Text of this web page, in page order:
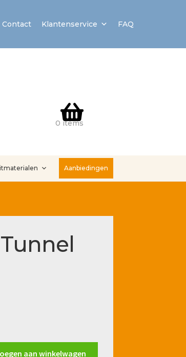
Contact Klantenservice FAQ
0 items
Aanbiedingen
aan winkelwagen